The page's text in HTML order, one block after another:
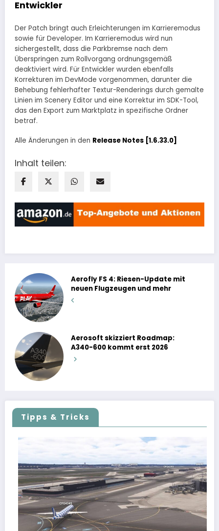
Entwickler
Der Patch bringt auch Erleichterungen im Karrieremodus
sowie für Developer. Im Karrieremodus wird nun
sichergestellt, dass die Parkbremse nach dem
Überspringen zum Rollvorgang ordnungsgemäß
deaktiviert wird. Für Entwickler wurden ebenfalls
Korrekturen im DevMode vorgenommen, darunter die
Behebung fehlerhafter Textur-Renderings durch gemalte
Linien im Scenery Editor und eine Korrektur im SDK-Tool,
das den Export zum Marktplatz in spezifische Ordner
betraf.
Alle Änderungen in den Release Notes [1.6.33.0]
Inhalt teilen:
Aerofly FS 4: Riesen-Update mit
neuen Flugzeugen und mehr
Aerosoft skizziert Roadmap:
A340-600 kommt erst 2026
Tipps & Tricks